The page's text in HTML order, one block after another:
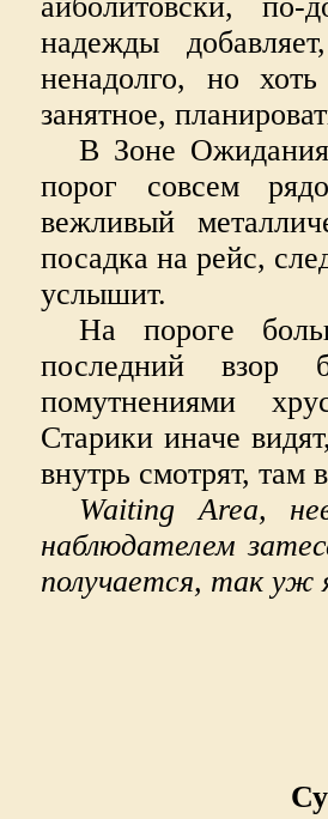
надежды
ненадолго, но
занятное,
В Зоне Ожидания
порог совсем
вежливый
посадка на рейс,
услышит.
На пороге
последний взор
помутнениями
Старики иначе
внутрь смотрят, там
Waiting Area,
наблюдателем
получается, так уж